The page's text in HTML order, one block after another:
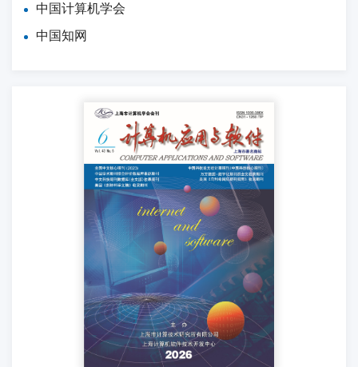
中国计算机学会
中国知网